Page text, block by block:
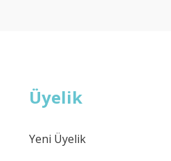
Üyelik
Yeni Üyelik